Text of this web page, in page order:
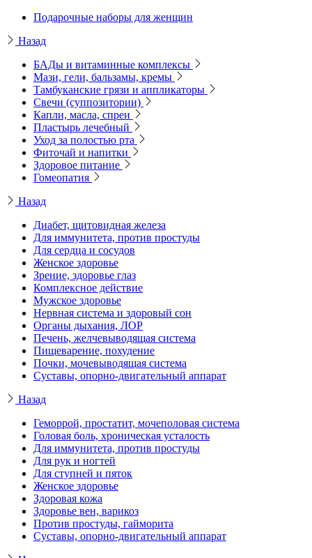
Подарочные наборы для женщин
Назад
БАДы и витаминные комплексы
Мази, гели, бальзамы, кремы
Тамбуканские грязи и аппликаторы
Свечи (суппозитории)
Капли, масла, спреи
Пластырь лечебный
Уход за полостью рта
Фиточай и напитки
Здоровое питание
Гомеопатия
Назад
Диабет, щитовидная железа
Для иммунитета, против простуды
Для сердца и сосудов
Женское здоровье
Зрение, здоровье глаз
Комплексное действие
Мужское здоровье
Нервная система и здоровый сон
Органы дыхания, ЛОР
Печень, желчевыводящая система
Пищеварение, похудение
Почки, мочевыводящая система
Суставы, опорно-двигательный аппарат
Назад
Геморрой, простатит, мочеполовая система
Головая боль, хроническая усталость
Для иммунитета, против простуды
Для рук и ногтей
Для ступней и пяток
Женское здоровье
Здоровая кожа
Здоровье вен, варикоз
Против простуды, гайморита
Суставы, опорно-двигательный аппарат